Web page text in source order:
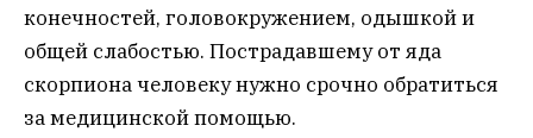
конечностей, головокружением, одышкой и
общей слабостью. Пострадавшему от яда
скорпиона человеку нужно срочно обратиться
за медицинской помощью.